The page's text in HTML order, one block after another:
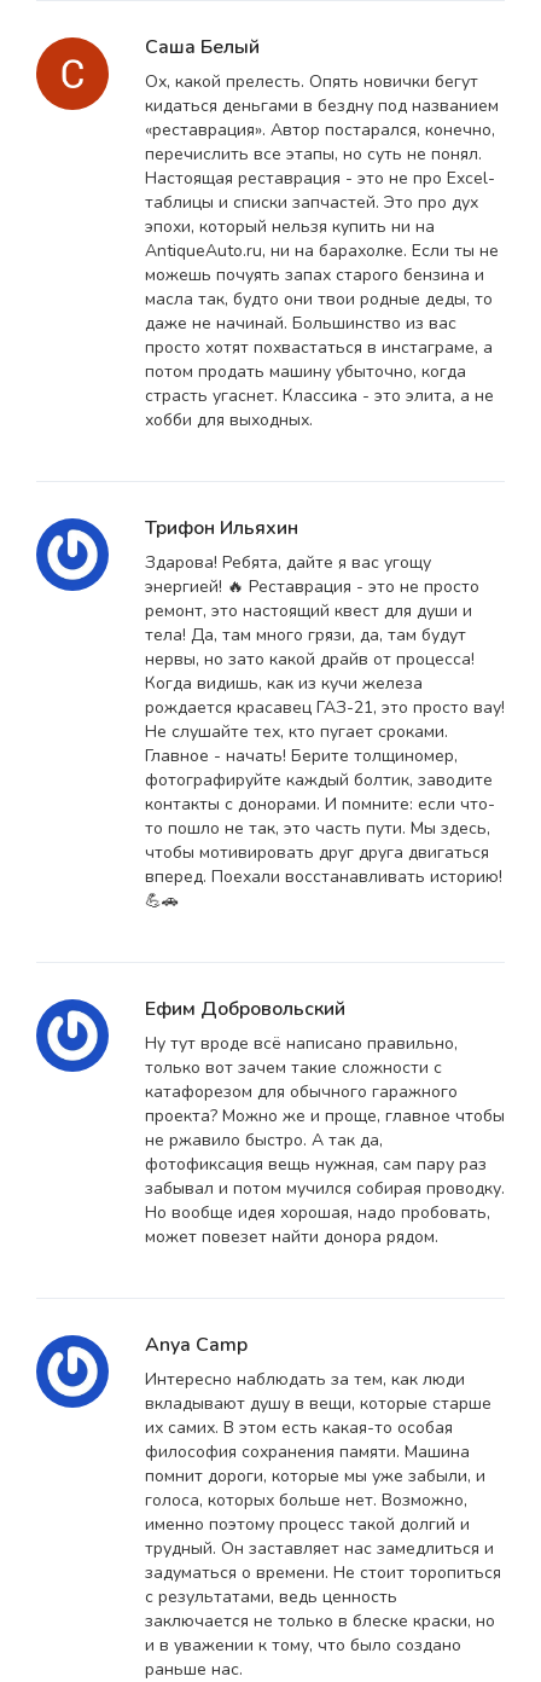
Саша Белый
Ох, какой прелесть. Опять новички бегут
кидаться деньгами в бездну под названием
«реставрация». Автор постарался, конечно,
перечислить все этапы, но суть не понял.
Настоящая реставрация - это не про Excel-
таблицы и списки запчастей. Это про дух
эпохи, который нельзя купить ни на
AntiqueAuto.ru, ни на барахолке. Если ты не
можешь почуять запах старого бензина и
масла так, будто они твои родные деды, то
даже не начинай. Большинство из вас
просто хотят похвастаться в инстаграме, а
потом продать машину убыточно, когда
страсть угаснет. Классика - это элита, а не
хобби для выходных.
Трифон Ильяхин
Здарова! Ребята, дайте я вас угощу
энергией! 🔥 Реставрация - это не просто
ремонт, это настоящий квест для души и
тела! Да, там много грязи, да, там будут
нервы, но зато какой драйв от процесса!
Когда видишь, как из кучи железа
рождается красавец ГАЗ-21, это просто вау!
Не слушайте тех, кто пугает сроками.
Главное - начать! Берите толщиномер,
фотографируйте каждый болтик, заводите
контакты с донорами. И помните: если что-
то пошло не так, это часть пути. Мы здесь,
чтобы мотивировать друг друга двигаться
вперед. Поехали восстанавливать историю!
💪🚗
Ефим Добровольский
Ну тут вроде всё написано правильно,
только вот зачем такие сложности с
катафорезом для обычного гаражного
проекта? Можно же и проще, главное чтобы
не ржавило быстро. А так да,
фотофиксация вещь нужная, сам пару раз
забывал и потом мучился собирая проводку.
Но вообще идея хорошая, надо пробовать,
может повезет найти донора рядом.
Anya Camp
Интересно наблюдать за тем, как люди
вкладывают душу в вещи, которые старше
их самих. В этом есть какая-то особая
философия сохранения памяти. Машина
помнит дороги, которые мы уже забыли, и
голоса, которых больше нет. Возможно,
именно поэтому процесс такой долгий и
трудный. Он заставляет нас замедлиться и
задуматься о времени. Не стоит торопиться
с результатами, ведь ценность
заключается не только в блеске краски, но
и в уважении к тому, что было создано
раньше нас.